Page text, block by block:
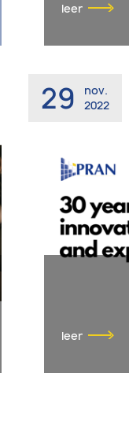
leer
29
nov.
2022
leer